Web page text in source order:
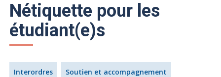
Nétiquette pour les
étudiant(e)s
Interordres Soutien et accompagnement